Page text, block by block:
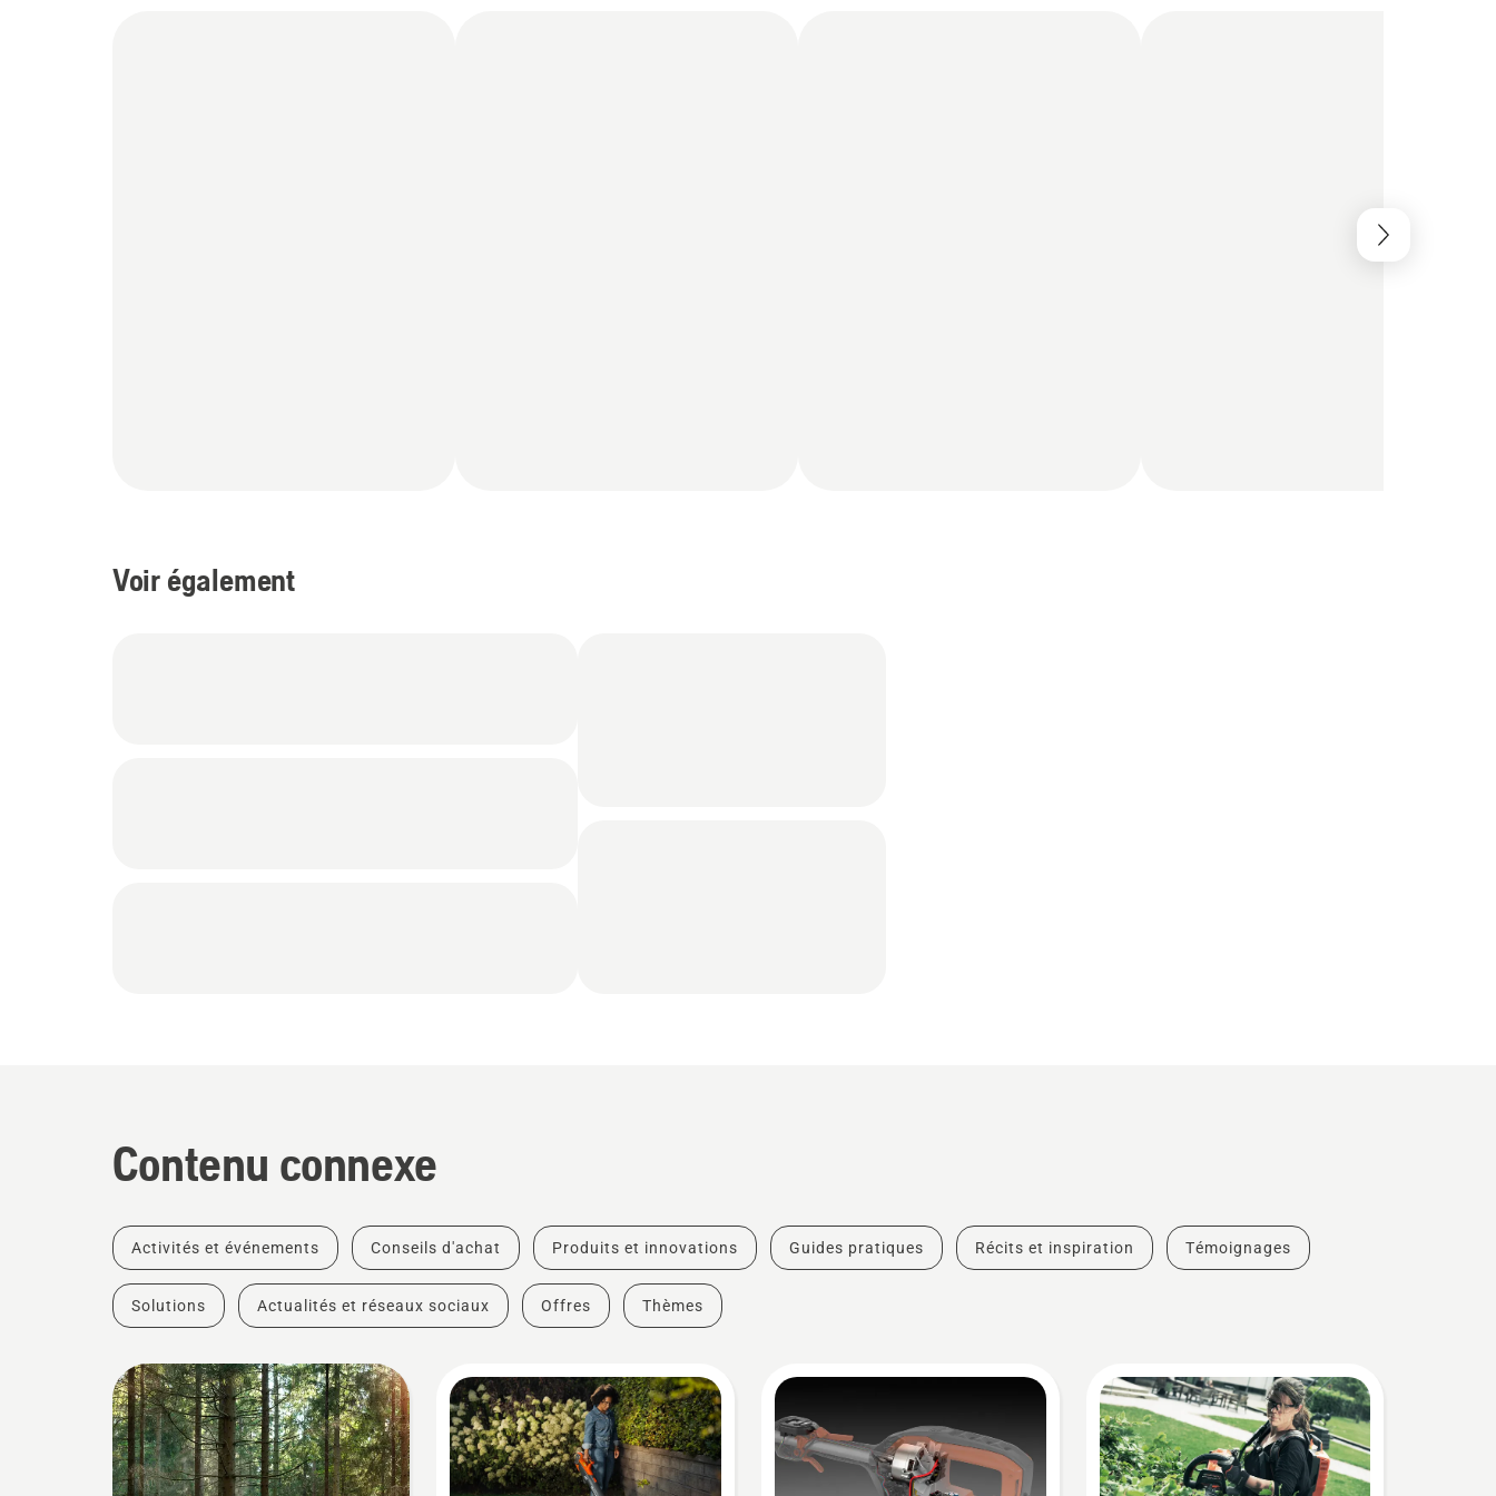
Voir également
Contenu connexe
Activités et événements Conseils d'achat Produits et innovations Guides pratiques Récits et inspiration Témoignages
Solutions Actualités et réseaux sociaux Offres Thèmes